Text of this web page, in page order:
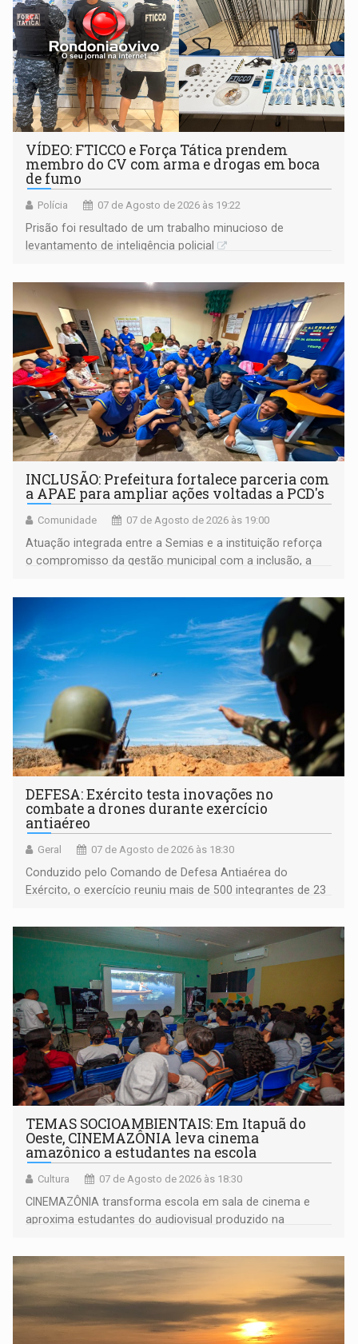
VÍDEO: FTICCO e Força Tática prendem
membro do CV com arma e drogas em boca
de fumo
Polícia 07 de Agosto de 2026 às 19:22
Prisão foi resultado de um trabalho minucioso de
levantamento de inteligência policial
INCLUSÃO: Prefeitura fortalece parceria com
a APAE para ampliar ações voltadas a PCD's
Comunidade 07 de Agosto de 2026 às 19:00
Atuação integrada entre a Semias e a instituição reforça
o compromisso da gestão municipal com a inclusão, a
DEFESA: Exército testa inovações no
combate a drones durante exercício
antiaéreo
Geral 07 de Agosto de 2026 às 18:30
Conduzido pelo Comando de Defesa Antiaérea do
Exército, o exercício reuniu mais de 500 integrantes de 23
TEMAS SOCIOAMBIENTAIS: Em Itapuã do
Oeste, CINEMAZÔNIA leva cinema
amazônico a estudantes na escola
Cultura 07 de Agosto de 2026 às 18:30
CINEMAZÔNIA transforma escola em sala de cinema e
aproxima estudantes do audiovisual produzido na